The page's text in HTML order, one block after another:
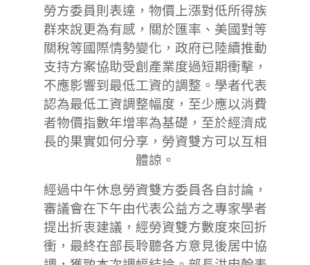
勞方委員則表達，物價上漲對低所得族
群來說更為有感，關於匯率、美國對等
關稅等國際情勢變化，政府已陸續推動
支持方案協助受創產業度過短期衝擊，
不應影響到最低工資的調整。學者代表
認為最低工資調整幅度，至少應以消費
者物價指數年增率為基礎，至於經濟成
長的果實如何分享，勞資雙方可以互相
體諒。
經過中午休息勞資雙方委員各自討論，
審議會在下午由代表公益方之專家學者
提出折衷建議，經勞資雙方數度來回折
衝，最終在部長聆聽各方意見後居中協